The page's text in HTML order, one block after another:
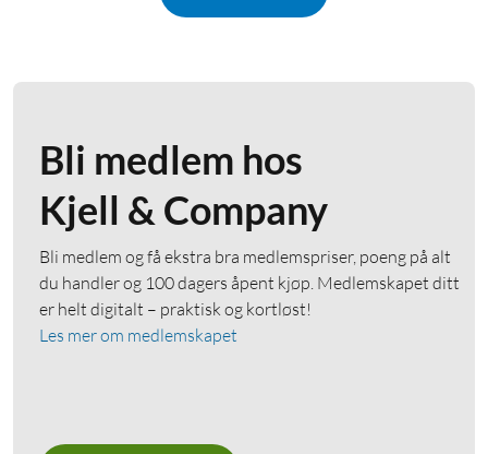
Bli medlem hos
Kjell & Company
Bli medlem og få ekstra bra medlemspriser, poeng på alt
du handler og 100 dagers åpent kjøp. Medlemskapet ditt
er helt digitalt – praktisk og kortløst!
Les mer om medlemskapet